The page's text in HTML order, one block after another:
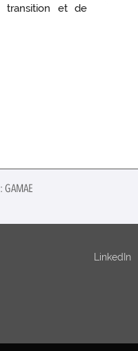
transition et de
LinkedIn